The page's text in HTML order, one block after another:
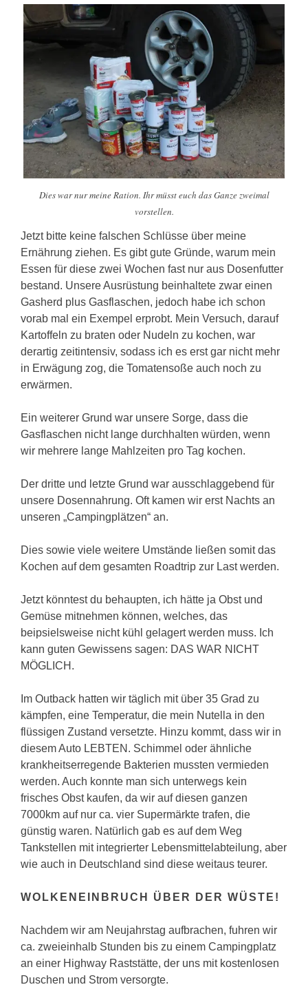
Dies war nur meine Ration. Ihr müsst euch das Ganze zweimal
vorstellen.
Jetzt bitte keine falschen Schlüsse über meine
Ernährung ziehen. Es gibt gute Gründe, warum mein
Essen für diese zwei Wochen fast nur aus Dosenfutter
bestand. Unsere Ausrüstung beinhaltete zwar einen
Gasherd plus Gasflaschen, jedoch habe ich schon
vorab mal ein Exempel erprobt. Mein Versuch, darauf
Kartoffeln zu braten oder Nudeln zu kochen, war
derartig zeitintensiv, sodass ich es erst gar nicht mehr
in Erwägung zog, die Tomatensoße auch noch zu
erwärmen.
Ein weiterer Grund war unsere Sorge, dass die
Gasflaschen nicht lange durchhalten würden, wenn
wir mehrere lange Mahlzeiten pro Tag kochen.
Der dritte und letzte Grund war ausschlaggebend für
unsere Dosennahrung. Oft kamen wir erst Nachts an
unseren „Campingplätzen“ an.
Dies sowie viele weitere Umstände ließen somit das
Kochen auf dem gesamten Roadtrip zur Last werden.
Jetzt könntest du behaupten, ich hätte ja Obst und
Gemüse mitnehmen können, welches, das
beipsielsweise nicht kühl gelagert werden muss. Ich
kann guten Gewissens sagen: DAS WAR NICHT
MÖGLICH.
Im Outback hatten wir täglich mit über 35 Grad zu
kämpfen, eine Temperatur, die mein Nutella in den
flüssigen Zustand versetzte. Hinzu kommt, dass wir in
diesem Auto LEBTEN. Schimmel oder ähnliche
krankheitserregende Bakterien mussten vermieden
werden. Auch konnte man sich unterwegs kein
frisches Obst kaufen, da wir auf diesen ganzen
7000km auf nur ca. vier Supermärkte trafen, die
günstig waren. Natürlich gab es auf dem Weg
Tankstellen mit integrierter Lebensmittelabteilung, aber
wie auch in Deutschland sind diese weitaus teurer.
WOLKENEINBRUCH ÜBER DER WÜSTE!
Nachdem wir am Neujahrstag aufbrachen, fuhren wir
ca. zweieinhalb Stunden bis zu einem Campingplatz
an einer Highway Raststätte, der uns mit kostenlosen
Duschen und Strom versorgte.